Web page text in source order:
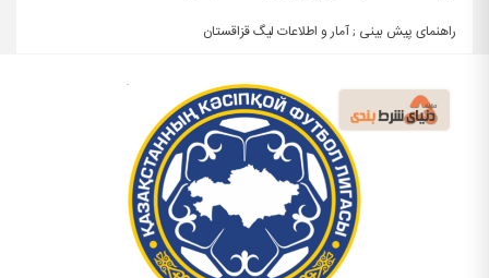
راهنمای پیش بینی ; آمار و اطلاعات لیگ قزاقستان